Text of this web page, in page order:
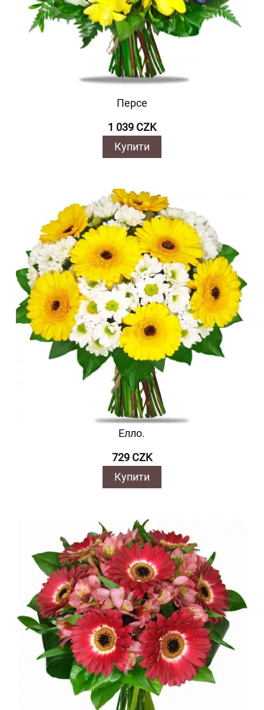
Персе
1 039 CZK
Купити
Елло.
729 CZK
Купити